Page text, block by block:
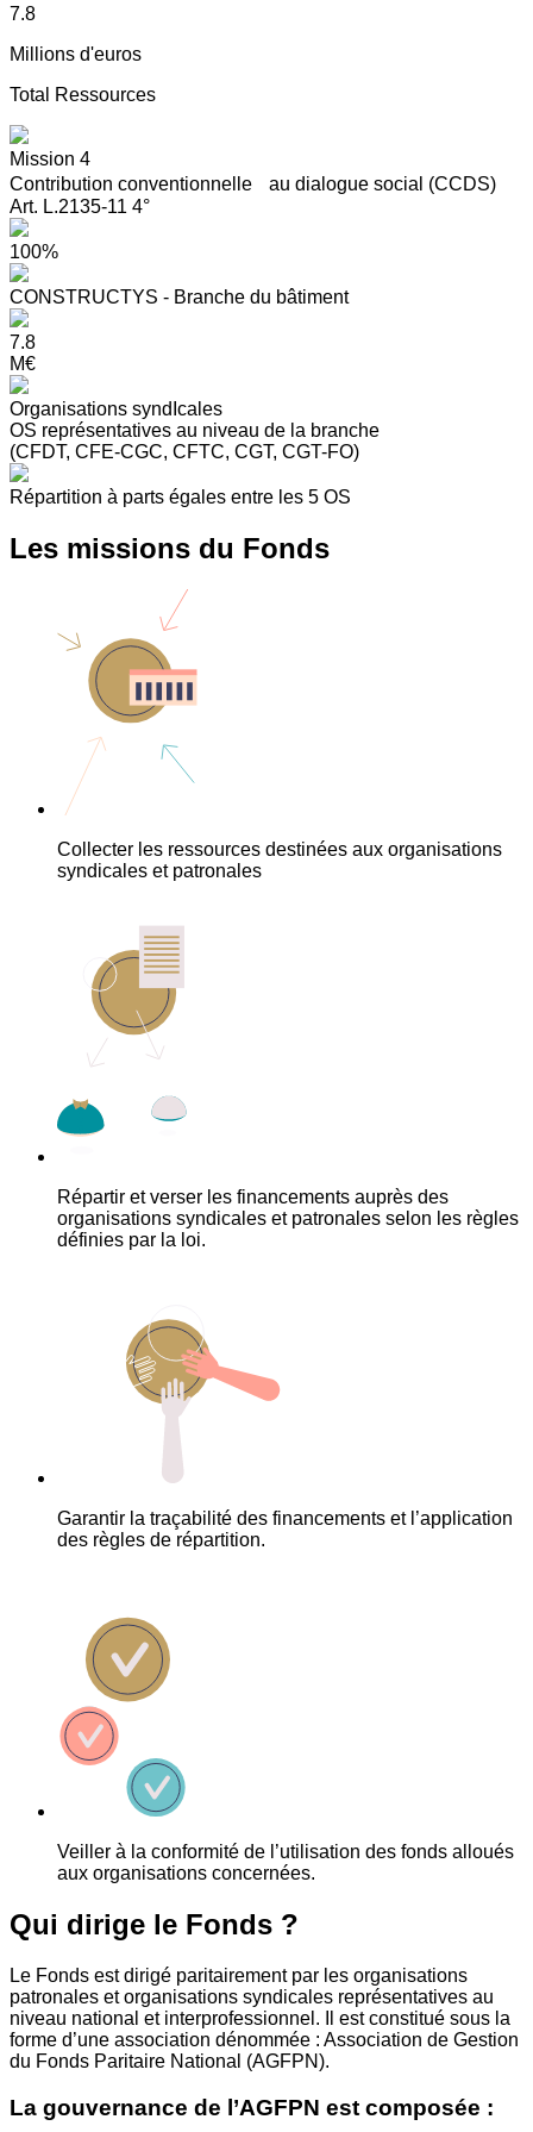
7.8
Millions d'euros
Total Ressources
Mission 4
Contribution conventionnelle au dialogue social (CCDS)
Art. L.2135-11 4°
100%
CONSTRUCTYS - Branche du bâtiment
7.8
M€
Organisations syndIcales
OS représentatives au niveau de la branche
(CFDT, CFE-CGC, CFTC, CGT, CGT-FO)
Répartition à parts égales entre les 5 OS
Les missions du Fonds
Collecter les ressources destinées aux organisations
syndicales et patronales
Répartir et verser les financements auprès des
organisations syndicales et patronales selon les règles
définies par la loi.
Garantir la traçabilité des financements et l’application
des règles de répartition.
Veiller à la conformité de l’utilisation des fonds alloués
aux organisations concernées.
Qui dirige le Fonds ?
Le Fonds est dirigé paritairement par les organisations
patronales et organisations syndicales représentatives au
niveau national et interprofessionnel. Il est constitué sous la
forme d’une association dénommée : Association de Gestion
du Fonds Paritaire National (AGFPN).
La gouvernance de l’AGFPN est composée :